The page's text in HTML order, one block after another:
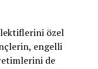
özel
engelli
de